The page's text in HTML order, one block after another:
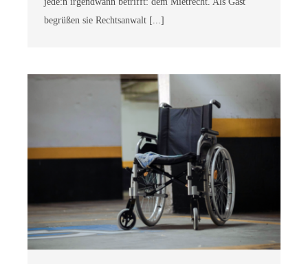
begrüßen sie Rechtsanwalt [...]